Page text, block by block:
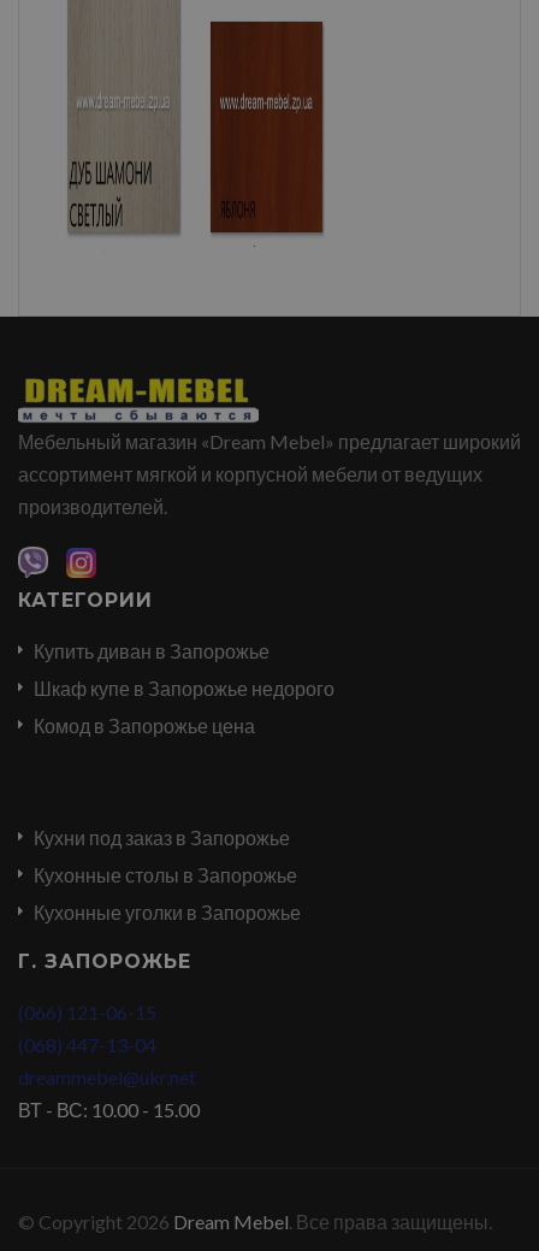
Мебельный магазин «Dream Mebel» предлагает широкий
ассортимент мягкой и корпусной мебели от ведущих
производителей.
КАТЕГОРИИ
Купить диван в Запорожье
Шкаф купе в Запорожье недорого
Комод в Запорожье цена
Кухни под заказ в Запорожье
Кухонные столы в Запорожье
Кухонные уголки в Запорожье
Г. ЗАПОРОЖЬЕ
(066) 121-06-15
(068) 447-13-04
dreammebel@ukr.net
ВТ - ВС: 10.00 - 15.00
© Copyright 2026 Dream Mebel. Все права защищены.